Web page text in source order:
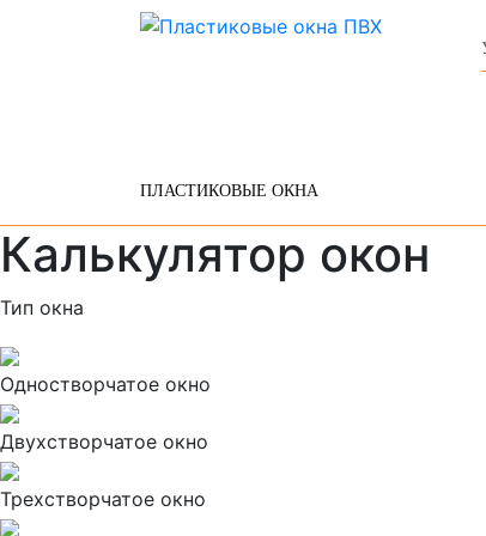
ПЛАСТИКОВЫЕ ОКНА
Калькулятор окон
Тип окна
Одностворчатое окно
Двухстворчатое окно
Трехстворчатое окно